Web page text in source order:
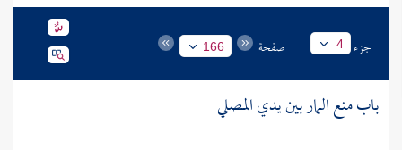
جزء 4 صفحة 166
باب منع المار بين يدي المصلي